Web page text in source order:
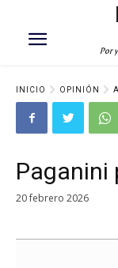
Por
INICIO OPINIÓN
Paganini
20 febrero 2026